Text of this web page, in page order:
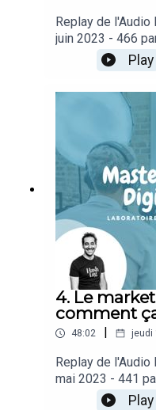
Replay de
juin 2023 - 466
recevoir
copywriting.
Play
4. Le
comment
48:02 jeudi
Replay de
mai 2023 - 441
de nombreuses
Play